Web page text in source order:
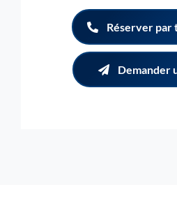
Réserver par
Demander